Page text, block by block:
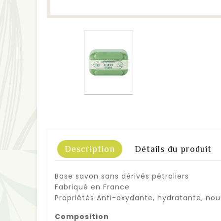
Description Détails du produit
Base savon sans dérivés pétroliers
Fabriqué en France
Propriétés Anti-oxydante, hydratante,
Composition